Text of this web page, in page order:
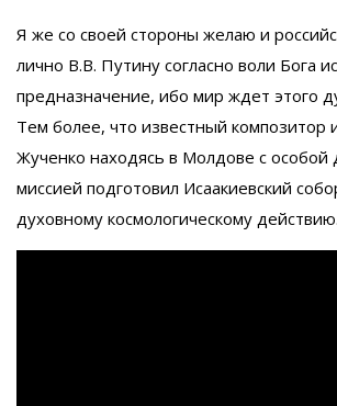
Я же со своей стороны желаю и
лично В.В. Путину согласно воли Бога
предназначение, ибо мир ждет этого
Тем более, что известный композитор
Жученко находясь в Молдове с особой
миссией подготовил Исаакиевский
духовному космологическому действию.